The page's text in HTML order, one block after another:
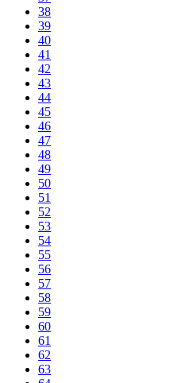
38
39
40
41
42
43
44
45
46
47
48
49
50
51
52
53
54
55
56
57
58
59
60
61
62
63